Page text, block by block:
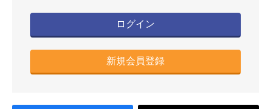
ログイン
新規会員登録